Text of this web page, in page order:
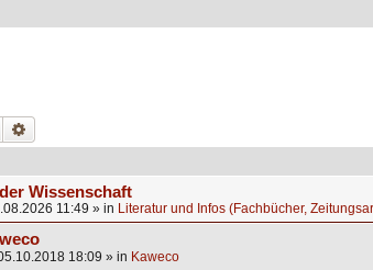
Suche
Wissenschaft
11:49 » in Literatur und Infos (Fachbücher,
18:09 » in Kaweco